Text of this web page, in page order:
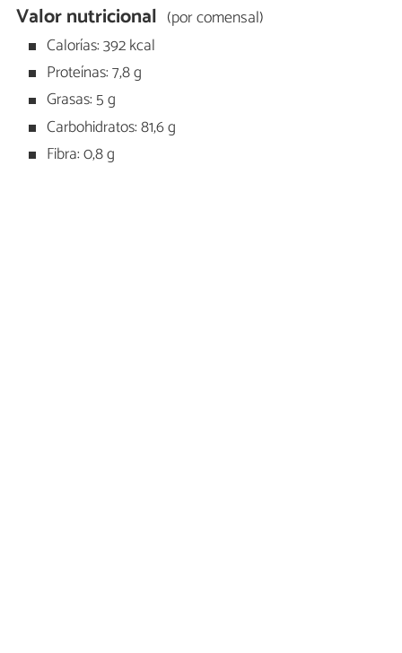
Valor nutricional (por comensal)
Calorías: 392 kcal
Proteínas: 7,8 g
Grasas: 5 g
Carbohidratos: 81,6 g
Fibra: 0,8 g